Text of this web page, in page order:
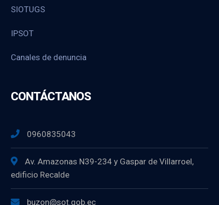
SIOTUGS
IPSOT
Canales de denuncia
CONTÁCTANOS
0960835043
Av. Amazonas N39-234 y Gaspar de Villarroel,
edificio Recalde
buzon@sot.gob.ec